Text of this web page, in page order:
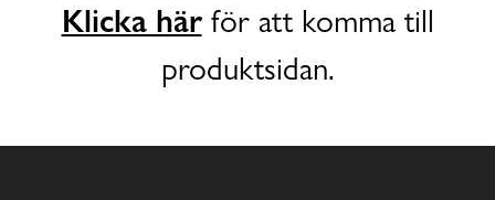
Klicka härför att komma till
produktsidan.